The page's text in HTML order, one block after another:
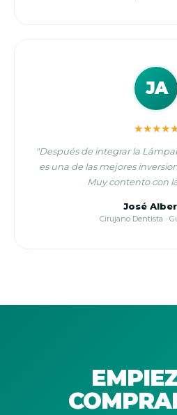
JA
"Después de integrar la
es una de las mejores
Muy contento con
José
Cirujano Dentista ·